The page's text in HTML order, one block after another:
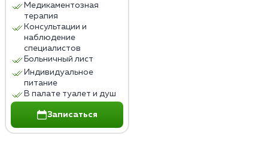
Медикаментозная
терапия
Консультации и
наблюдение
специалистов
Больничный лист
Индивидуальное
питание
В палате туалет и душ
Записаться